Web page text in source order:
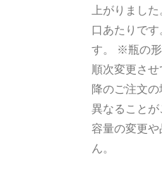
上がりまし
口あたりで
す。 ※瓶の
順次変更さ
降のご注文
異なること
容量の変更
ん。